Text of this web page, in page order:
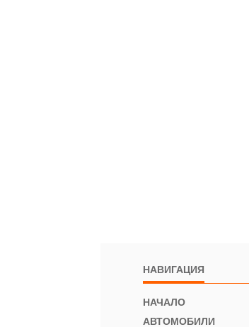
НАВИГАЦИЯ
НАЧАЛО
АВТОМОБИЛИ